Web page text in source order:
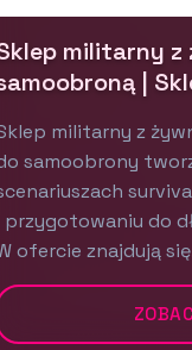
militarny z
|
militarny z
samoobrony
przygotowaniu do
ofercie znajdują